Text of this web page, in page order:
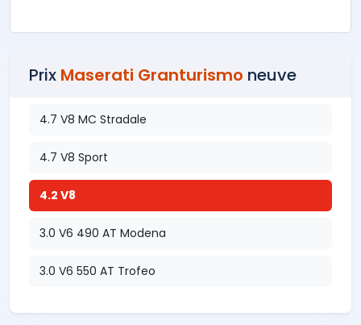
Prix Maserati Granturismo neuve
4.7 V8 MC Stradale
4.7 V8 Sport
4.2 V8
3.0 V6 490 AT Modena
3.0 V6 550 AT Trofeo